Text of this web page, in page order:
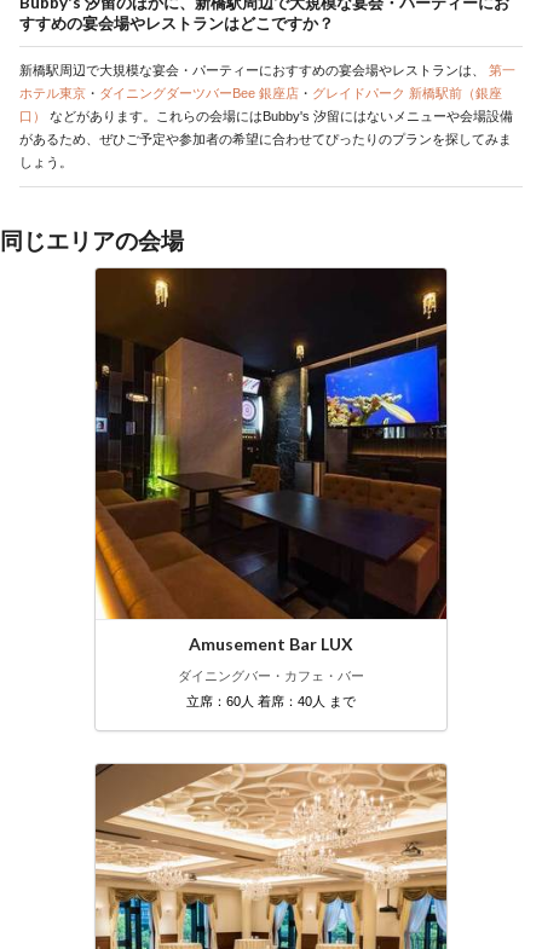
すすめの宴会場やレストランはどこですか？
新橋駅周辺で大規模な宴会・パーティーにおすすめの宴会場やレストランは、 第一
ホテル東京 ・ ダイニングダーツバーBee 銀座店 ・ グレイドパーク 新橋駅前（銀座
口）
などがあります。これらの会場にはBubby's 汐留にはないメニューや会場設備
があるため、ぜひご予定や参加者の希望に合わせてぴったりのプランを探してみま
しょう。
同じエリアの会場
Amusement Bar LUX
ダイニングバー・カフェ・バー
立席：60人 着席：40人 まで